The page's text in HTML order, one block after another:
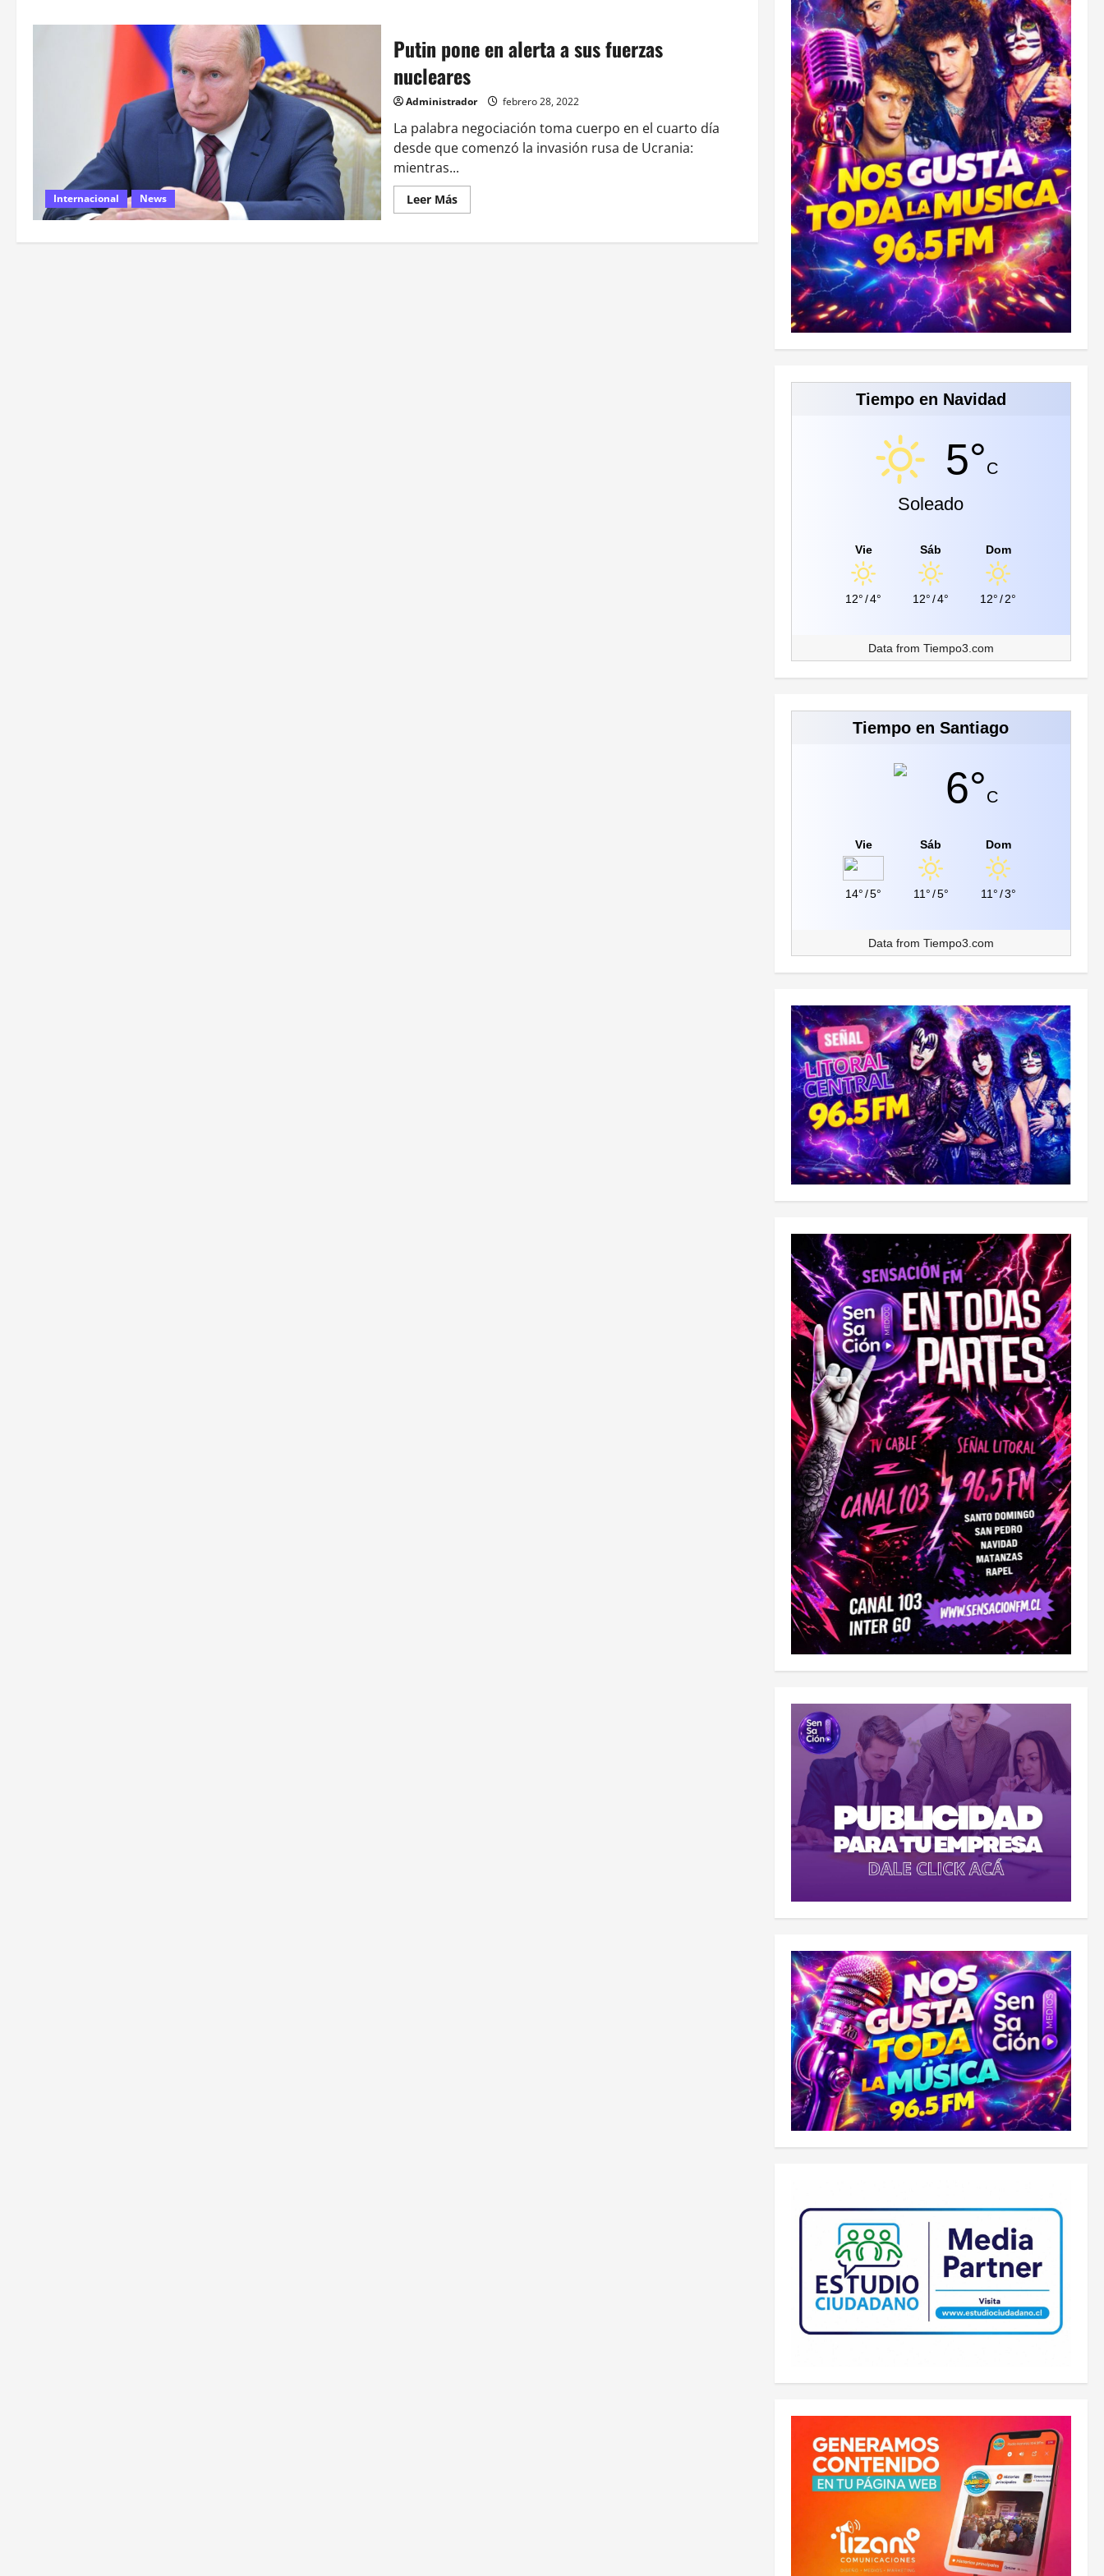
Internacional News
Putin pone en alerta a sus fuerzas
nucleares
Administrador febrero 28, 2022
La palabra negociación toma cuerpo en el cuarto día
desde que comenzó la invasión rusa de Ucrania:
mientras...
Leer MásLeer
más
Putin
Tiempo en Navidad
5°C
Soleado
Vie
12° /4°
Sáb
12° /4°
Dom
12° /2°
Data from Tiempo3.com
Tiempo en Santiago
6°C
Vie
14° /5°
Sáb
11°/5°
Dom
11°/3°
Data from Tiempo3.com